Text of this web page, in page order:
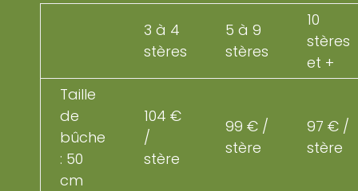
3 à 4
stères
5 à 9
stères
10
stères
et +
Taille
de
bûche
: 50
cm
104 €
/
stère
99 € /
stère
97 € /
stère